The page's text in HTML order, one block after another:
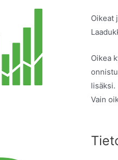
Oikeat
Oikea
lisäksi.
Vain